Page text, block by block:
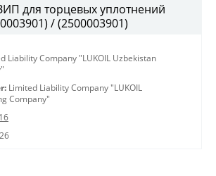
для торцевых уплотнений
/ (2500003901)
Liability Company "LUKOIL Uzbekistan
Limited Liability Company "LUKOIL
Company"